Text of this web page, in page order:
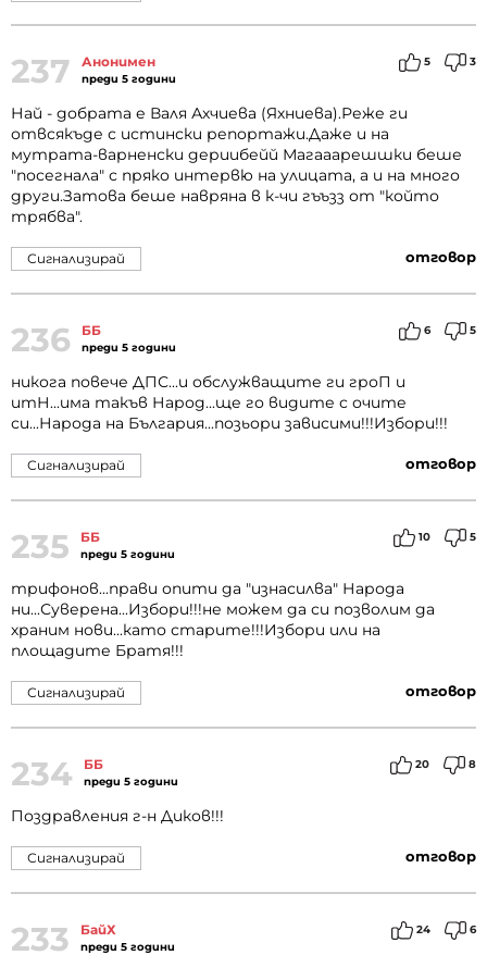
237 Анонимен
преди 5 години
5 3
Най - добрата е Валя Ахчиева (Яхниева).Реже ги
отвсякъде с истински репортажи.Даже и на
мутрата-варненски дериибейй Магааарешшки беше
"посегнала" с пряко интервю на улицата, а и на много
други.Затова беше навряна в к-чи гъъзз от "който
трябва".
отговор
Сигнализирай
236 ББ
преди 5 години
6 5
никога повече ДПС...и обслужващите ги гроП и
итН...има такъв Народ...ще го видите с очите
си...Народа на България...позьори зависими!!!Избори!!!
отговор
Сигнализирай
235 ББ
преди 5 години
10 5
трифонов...прави опити да "изнасилва" Народа
ни...Суверена...Избори!!!не можем да си позволим да
храним нови...като старите!!!Избори или на
площадите Братя!!!
отговор
Сигнализирай
234 ББ
преди 5 години
20 8
Поздравления г-н Диков!!!
отговор
Сигнализирай
233 БайХ
преди 5 години
24 6